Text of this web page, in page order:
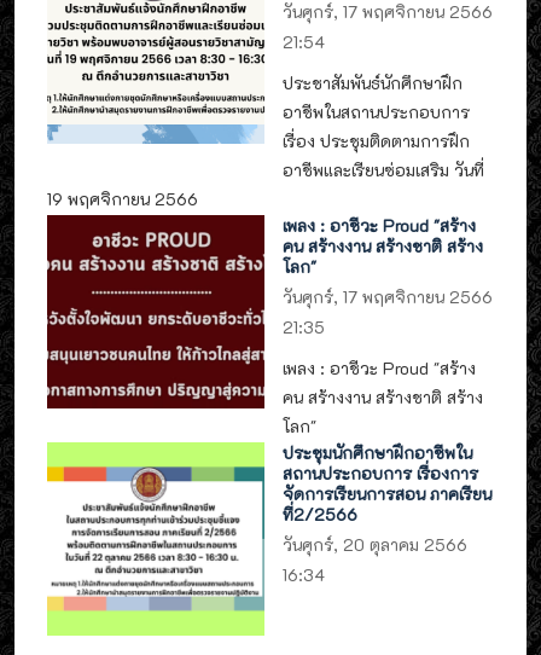
วันศุกร์, 17 พฤศจิกายน 2566
21:54
ประชาสัมพันธ์นักศึกษาฝึก
อาชีพในสถานประกอบการ
เรื่อง ประชุมติดตามการฝึก
อาชีพและเรียนซ่อมเสริม วันที่
19 พฤศจิกายน 2566
เพลง : อาชีวะ Proud "สร้าง
คน สร้างงาน สร้างชาติ สร้าง
โลก"
วันศุกร์, 17 พฤศจิกายน 2566
21:35
เพลง : อาชีวะ Proud "สร้าง
คน สร้างงาน สร้างชาติ สร้าง
โลก"
ประชุมนักศึกษาฝึกอาชีพใน
สถานประกอบการ เรื่องการ
จัดการเรียนการสอน ภาคเรียน
ที่2/2566
วันศุกร์, 20 ตุลาคม 2566
16:34